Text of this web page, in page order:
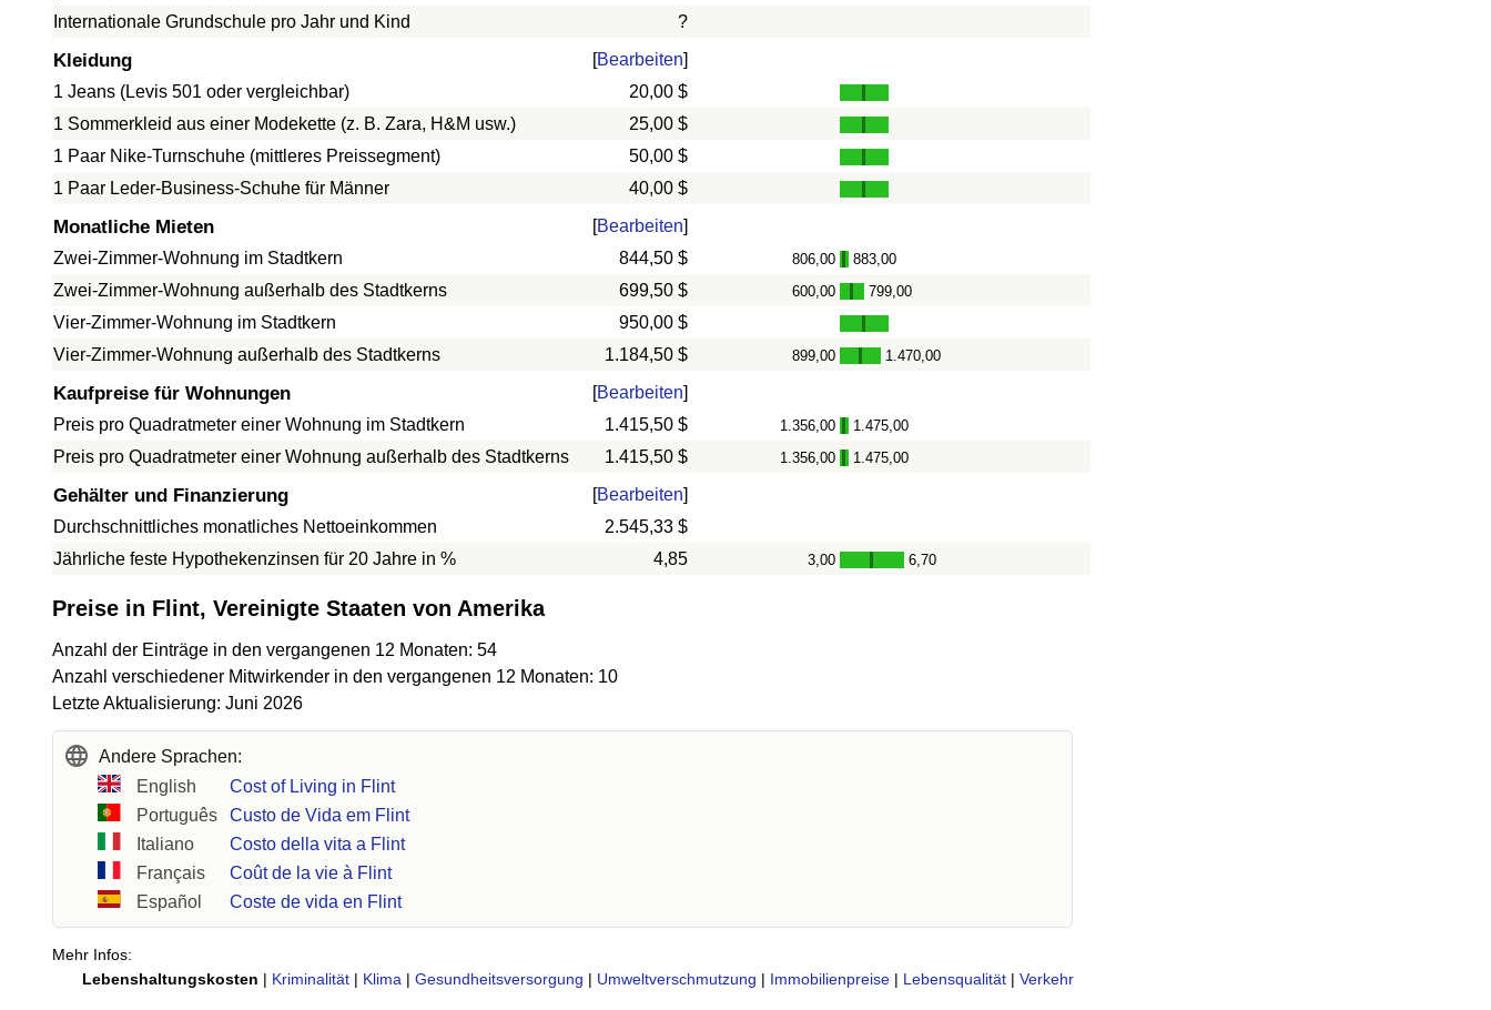
Internationale Grundschule pro Jahr und Kind ?
Kleidung [Bearbeiten]
1 Jeans (Levis 501 oder vergleichbar)
20,00 $
1 Sommerkleid aus einer Modekette (z. B. Zara, H&M usw.)
25,00 $
1 Paar Nike-Turnschuhe (mittleres Preissegment)
50,00 $
1 Paar Leder-Business-Schuhe für Männer
40,00 $
Monatliche Mieten [Bearbeiten]
Zwei-Zimmer-Wohnung im Stadtkern
844,50 $ 806,00 - 883,00
Zwei-Zimmer-Wohnung außerhalb des Stadtkerns 699,50 $ 600,00 - 799,00
Vier-Zimmer-Wohnung im Stadtkern
950,00 $
Vier-Zimmer-Wohnung außerhalb des Stadtkerns
1.184,50 $ 899,00 - 1.470,00
Kaufpreise für Wohnungen [Bearbeiten]
Preis pro Quadratmeter einer Wohnung im Stadtkern
1.415,50 $ 1.356,00 - 1.475,00
Preis pro Quadratmeter einer Wohnung außerhalb des Stadtkerns 1.415,50 $ 1.356,00 - 1.475,00
Gehälter und Finanzierung [Bearbeiten]
Durchschnittliches monatliches Nettoeinkommen
2.545,33 $
Jährliche feste Hypothekenzinsen für 20 Jahre in %
4,85 3,00 - 6,70
Preise in Flint, Vereinigte Staaten von Amerika
Anzahl der Einträge in den vergangenen 12 Monaten: 54
Anzahl verschiedener Mitwirkender in den vergangenen 12 Monaten: 10
Letzte Aktualisierung: Juni 2026
Andere Sprachen:
English
Cost of Living in Flint
Português
Custo de Vida em Flint
Italiano
Costo della vita a Flint
Français
Coût de la vie à Flint
Español
Coste de vida en Flint
Mehr Infos:
Lebenshaltungskosten | Kriminalität | Klima | Gesundheitsversorgung | Umweltverschmutzung | Immobilienpreise | Lebensqualität | Verkehr